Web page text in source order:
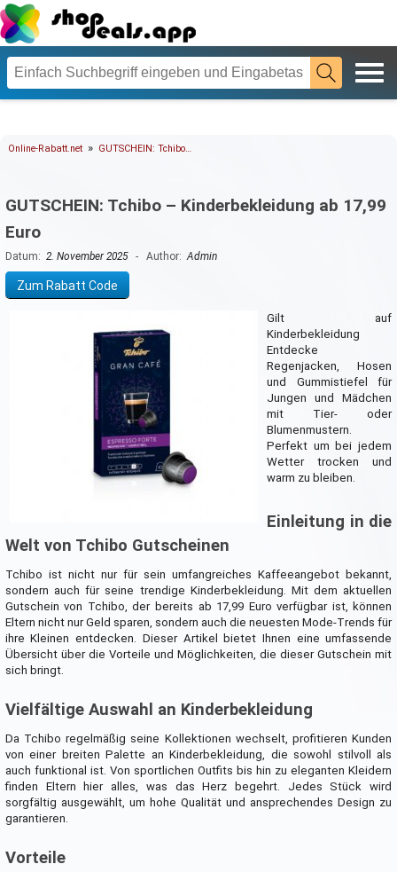
Online-Rabatt.net » GUTSCHEIN: Tchibo…
GUTSCHEIN: Tchibo – Kinderbekleidung ab 17,99
Euro
Datum: 2. November 2025- Author:Admin
Zum Rabatt Code
Gilt auf
Kinderbekleidung
Entdecke
Regenjacken, Hosen
und Gummistiefel für
Jungen und Mädchen
mit Tier- oder
Blumenmustern.
Perfekt um bei jedem
Wetter trocken und
warm zu bleiben.
Einleitung in die
Welt von Tchibo Gutscheinen
Tchibo ist nicht nur für sein umfangreiches Kaffeeangebot bekannt,
sondern auch für seine trendige Kinderbekleidung. Mit dem aktuellen
Gutschein von Tchibo, der bereits ab 17,99 Euro verfügbar ist, können
Eltern nicht nur Geld sparen, sondern auch die neuesten Mode-Trends für
ihre Kleinen entdecken. Dieser Artikel bietet Ihnen eine umfassende
Übersicht über die Vorteile und Möglichkeiten, die dieser Gutschein mit
sich bringt.
Vielfältige Auswahl an Kinderbekleidung
Da Tchibo regelmäßig seine Kollektionen wechselt, profitieren Kunden
von einer breiten Palette an Kinderbekleidung, die sowohl stilvoll als
auch funktional ist. Von sportlichen Outfits bis hin zu eleganten Kleidern
finden Eltern hier alles, was das Herz begehrt. Jedes Stück wird
sorgfältig ausgewählt, um hohe Qualität und ansprechendes Design zu
garantieren.
Vorteile